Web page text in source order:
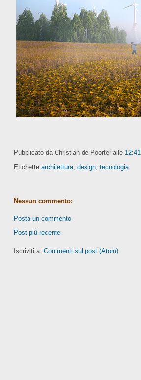
Pubblicato da Christian de Poorter alle 12:41
Etichette architettura, design, tecnologia
Nessun commento:
Posta un commento
Post più recente
Iscriviti a: Commenti sul post (Atom)